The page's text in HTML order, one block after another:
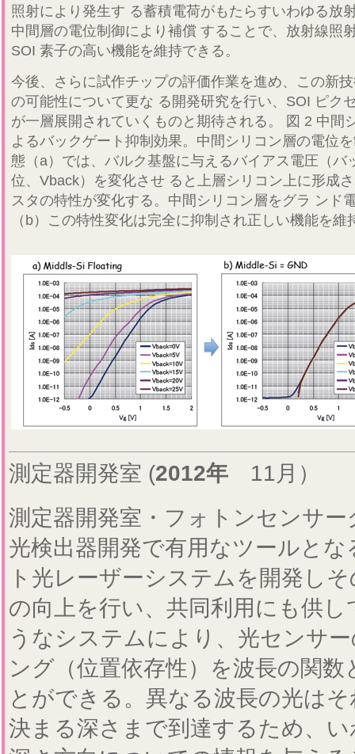
照射により発生す る蓄積電荷がもたらすいわゆる放
中間層の電位制御により補償 することで、放射線照
SOI 素子の高い機能を維持できる。
今後、さらに試作チップの評価作業を進め、この新
の可能性について更な る開発研究を行い、SOI ピク
が一層展開されていくものと期待される。 図 2 中間
よるバックゲート抑制効果。中間シリコン層の電位
態（a）では、バルク基盤に与えるバイアス電圧（バ
位、Vback）を変化させ ると上層シリコン上に形成
スタの特性が変化する。中間シリコン層をグラ ンド
（b）この特性変化は完全に抑制され正しい機能を維
測定器開発室 (2012年 11月）
測定器開発室・フォトンセンサ
光検出器開発で有用なツールと
ト光レーザーシステムを開発し
の向上を行い、共同利用にも供
うなシステムにより、光センサ
ング（位置依存性）を波長の関
とができる。異なる波長の光は
決まる深さまで到達するため、